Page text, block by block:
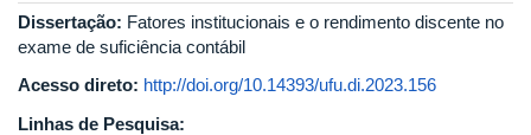
Dissertação: Fatores institucionais e o rendimento discente no
exame de suficiência contábil
Acesso direto: http://doi.org/10.14393/ufu.di.2023.156
Linhas de Pesquisa: